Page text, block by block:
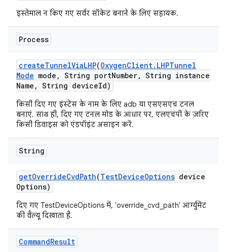
इस्तेमाल न किए गए सर्वर सॉकेट बनाने के लिए सहायक.
Process
createTunnelViaLHP(OxygenClient. LHPTunnel
Mode mode , String portNumber, String instance
Name , String deviceId)
किसी दिए गए इंस्टेंस के नाम के लिए adb या एसएसएच टनल
बनाएं. साथ ही, दिए गए टनल मोड के आधार पर, एलएचपी के ज़रिए
किसी डिवाइस को एंडपॉइंट असाइन करें.
String
getOverrideCvdPath(TestDeviceOptions device
Options)
दिए गए TestDeviceOptions में, 'override_cvd_path' आर्ग्युमेंट
की वैल्यू दिखाता है.
CommandResult